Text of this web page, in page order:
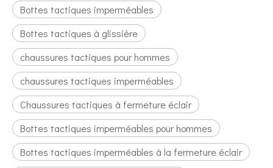
Bottes tactiques imperméables
Bottes tactiques à glissière
chaussures tactiques pour hommes
chaussures tactiques imperméables
Chaussures tactiques à fermeture éclair
Bottes tactiques imperméables pour hommes
Bottes tactiques imperméables à la fermeture éclair